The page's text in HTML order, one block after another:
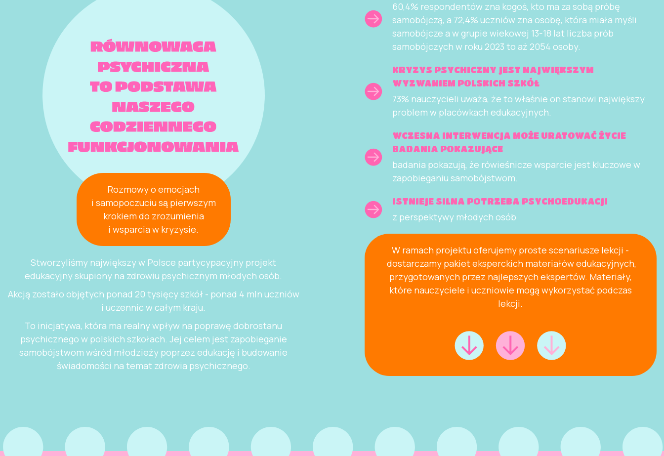
Rozmowy o emocjach
i samopoczuciu są pierwszym
krokiem do zrozumienia
i wsparcia w kryzysie.
Stworzyliśmy największy w Polsce partycypacyjny projekt
edukacyjny skupiony na zdrowiu psychicznym młodych osób.
Akcją zostało objętych ponad 20 tysięcy szkół - ponad 4 mln uczniów
i uczennic w całym kraju.
To inicjatywa, która ma realny wpływ na poprawę dobrostanu
psychicznego w polskich szkołach. Jej celem jest zapobieganie
samobójstwom wśród młodzieży poprzez edukację i budowanie
świadomości na temat zdrowia psychicznego.
60,4% respondentów zna kogoś, kto ma za sobą próbę
samobójczą, a 72,4% uczniów zna osobę, która miała myśli
samobójcze a w grupie wiekowej 13-18 lat liczba prób
samobójczych w roku 2023 to aż 2054 osoby.
KRYZYS PSYCHICZNY JEST NAJWIĘKSZYM
WYZWANIEM POLSKICH SZKÓŁ
73% nauczycieli uważa, że to właśnie on stanowi największy
problem w placówkach edukacyjnych.
WCZESNA INTERWENCJA MOŻE URATOWAĆ ŻYCIE
BADANIA POKAZUJĄCE
badania pokazują, że rówieśnicze wsparcie jest kluczowe w
zapobieganiu samobójstwom.
ISTNIEJE SILNA POTRZEBA PSYCHOEDUKACJI
z perspektywy młodych osób
W ramach projektu oferujemy proste scenariusze lekcji -
dostarczamy pakiet eksperckich materiałów edukacyjnych,
przygotowanych przez najlepszych ekspertów. Materiały,
które nauczyciele i uczniowie mogą wykorzystać podczas
lekcji.